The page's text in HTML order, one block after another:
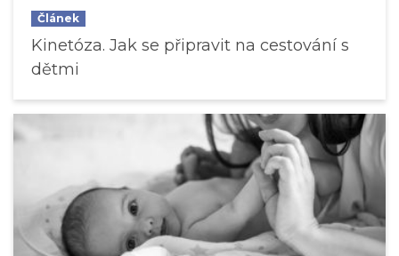
Článek
Kinetóza. Jak se připravit na cestování s
dětmi